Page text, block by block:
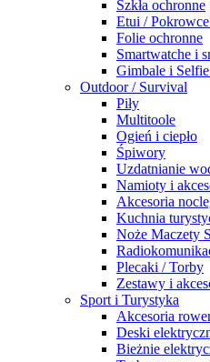
Szkła ochronne
Etui /
Folie ochronne
Smartwatche i
Gimbale i
Outdoor / Survival
Piły
Multitoole
Ogień i ciepło
Śpiwory
Uzdatnianie
Namioty i
Akcesoria
Kuchnia
Noże Maczety
Plecaki / Torby
Zestawy i
Sport i Turystyka
Akcesoria
Deski
Bieżnie